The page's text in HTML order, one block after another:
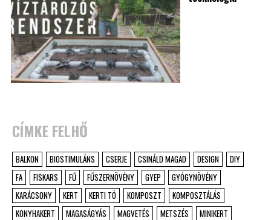
CÍMKE FELHŐ
BALKON BIOSTIMULÁNS CSERJE CSINÁLD MAGAD DESIGN
DIY
FA
FISKARS FŰ FŰSZERNÖVÉNY GYEP
GYÓGYNÖVÉNY
KARÁCSONY
KERT KERTI TÓ KOMPOSZT
KOMPOSZTÁLÁS
KONYHAKERT
MAGASÁGYÁS MAGVETÉS METSZÉS
MINIKERT